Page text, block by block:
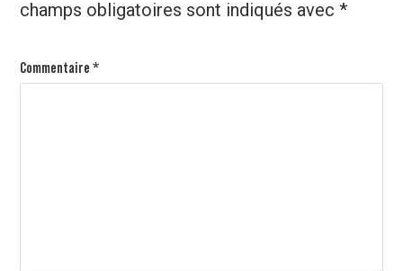
champs obligatoires sont indiqués avec*
Commentaire*